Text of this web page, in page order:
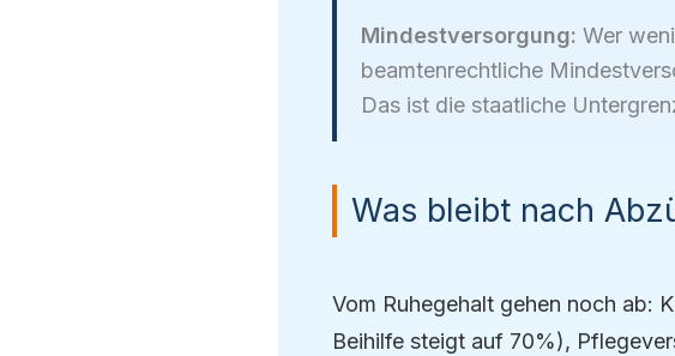
Mindestversorgung: Wer
beamtenrechtliche
Das ist die staatliche
Was bleibt nach
Vom Ruhegehalt gehen noch ab:
Beihilfe steigt auf 70%),